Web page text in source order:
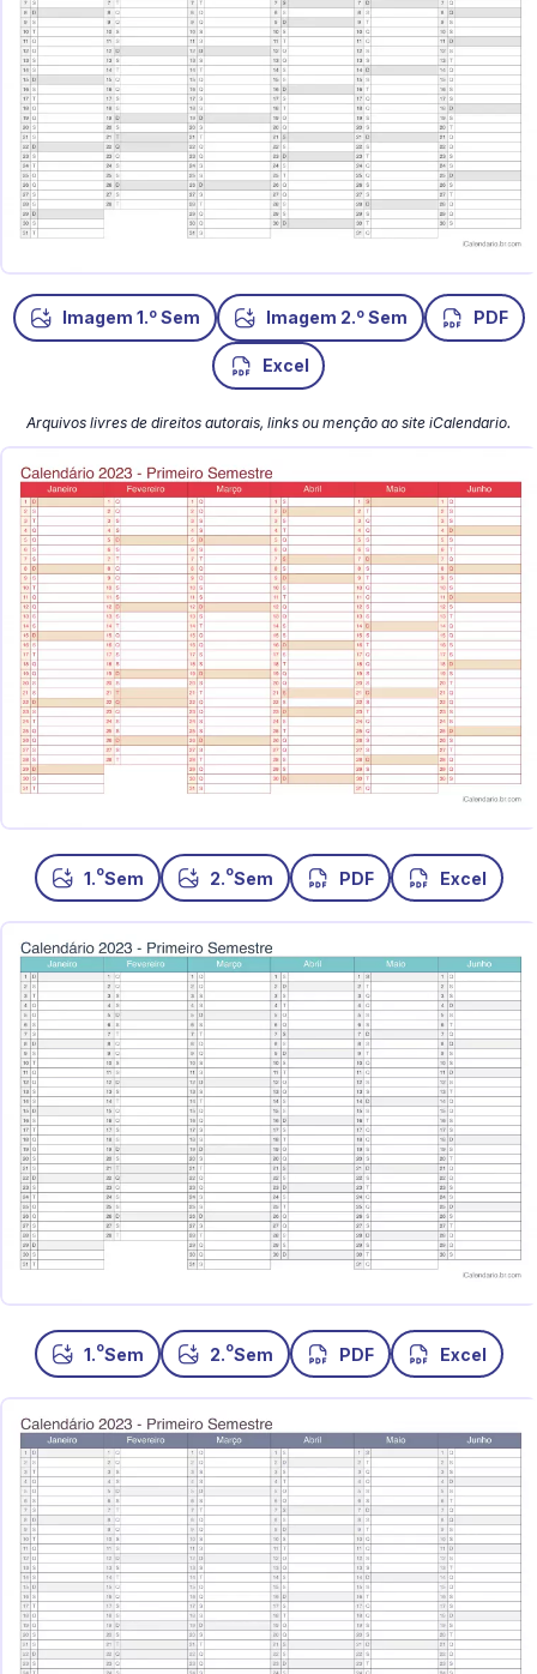
Imagem 1.o Sem Imagem 2.o Sem PDF
Excel
Arquivos livres de direitos autorais, links ou menção ao site iCalendario.
1.oSem 2.oSem PDF Excel
1.oSem 2.oSem PDF Excel